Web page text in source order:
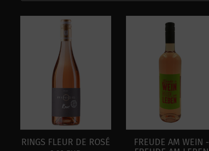
RINGS FLEUR DE ROSÉ
FREUDE AM WEIN -